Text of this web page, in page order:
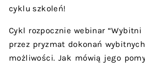
cyklu szkoleń!
Cykl rozpocznie webinar
przez pryzmat dokonań
możliwości. Jak mówią jego